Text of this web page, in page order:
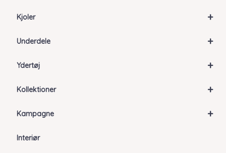
+
Kjoler
+
Underdele
+
Ydertøj
+
Kollektioner
+
Kampagne
Interiør